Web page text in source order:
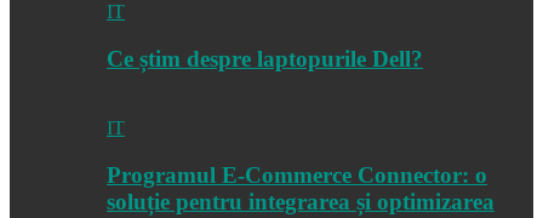
IT
Ce știm despre laptopurile Dell?
IT
Programul E-Commerce Connector: o
soluție pentru integrarea și optimizarea